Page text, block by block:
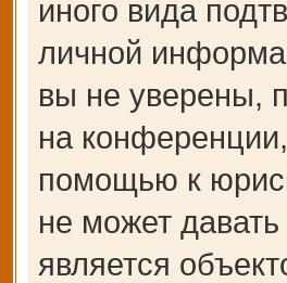
иного вида
личной
вы не уверены,
на
помощью к
не может
является